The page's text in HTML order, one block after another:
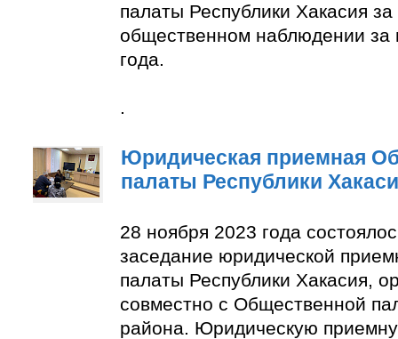
палаты Республики Хакасия за
общественном наблюдении за
года.
.
Юридическая приемная
палаты Республики
28 ноября 2023 года
заседание юридической
палаты Республики Хакасия,
совместно с Общественной
района. Юридическую